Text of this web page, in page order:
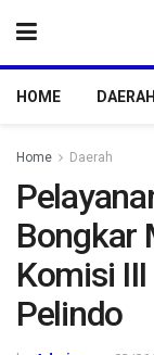
HOME DAERAH
Home Daerah
Bongkar
Komisi
Pelindo